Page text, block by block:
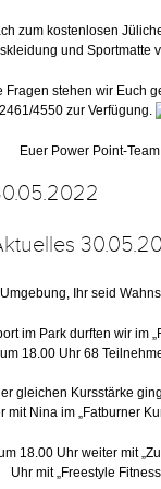
zum kostenlosen
und Sportmatte
Fragen stehen wir Euch
4550 zur Verfügung.
Euer Power Point-Team
Ihr seid
im Park durften wir im
18.00 Uhr 68
gleichen Kursstärke
mit Nina im „Fatburner
18.00 Uhr weiter mit
Uhr mit „Freestyle